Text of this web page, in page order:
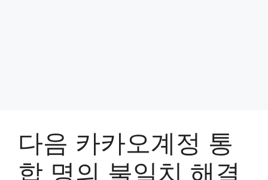
다음 카카오계정 통
합 명의 불일치 해결